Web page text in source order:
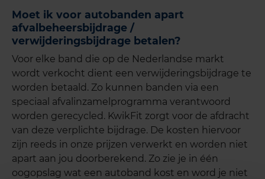
Moet ik voor autobanden apart
afvalbeheersbijdrage /
verwijderingsbijdrage betalen?
Voor elke band die op de Nederlandse markt
wordt verkocht dient een verwijderingsbijdrage te
worden betaald. Zo kunnen banden via een
speciaal afvalinzamelprogramma verantwoord
worden gerecycled. KwikFit zorgt voor de afdracht
van deze verplichte bijdrage. De kosten hiervoor
zijn reeds in onze prijzen verwerkt en worden niet
apart aan jou doorberekend. Zo zie je in één
oogopslag wat een autoband kost en word je niet